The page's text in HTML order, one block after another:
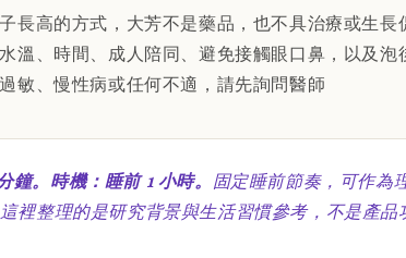
長高的方式，大芳不是藥品，也不具治療或生長
溫、時間、成人陪同、避免接觸眼口鼻，以及泡
敏、慢性病或任何不適，請先詢問醫師
鐘。時機：睡前 1 小時。 固定睡前節奏，可作為
裡整理的是研究背景與生活習慣參考，不是產品